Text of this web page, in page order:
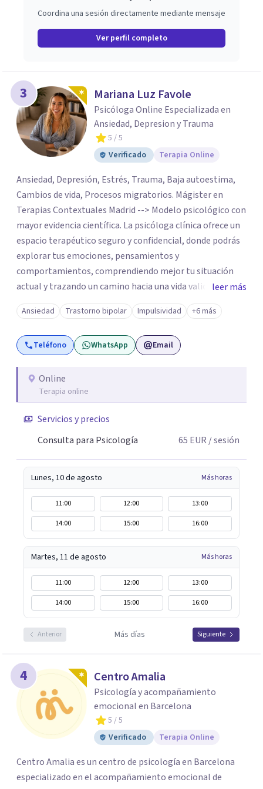
Coordina una sesión directamente mediante mensaje
Ver perfil completo
3 Mariana Luz Favole
Psicóloga Online Especializada en
Ansiedad, Depresion y Trauma
5 / 5
Verificado
Terapia Online
Ansiedad, Depresión, Estrés, Trauma, Baja autoestima,
Cambios de vida, Procesos migratorios. Mágister en
Terapias Contextuales Madrid --> Modelo psicológico con
mayor evidencia científica. La psicóloga clínica ofrece un
espacio terapéutico seguro y confidencial, donde podrás
explorar tus emociones, pensamientos y
comportamientos, comprendiendo mejor tu situación
actual y trazando un camino hacia una vida valiosa para ti.
No se trata de esperar a que desaparezca el sufrimiento
para empezar a vivir, sino de aprender a construir una vida
valiosa incluso cuando el malestar aparece.
leer más
Ansiedad Trastorno bipolar Impulsividad +6 más
Teléfono WhatsApp Email
Online
Terapia online
Servicios y precios
Consulta para Psicología
65 EUR / sesión
Lunes, 10 de agosto Más horas
11:00 12:00
13:00
14:00
15:00 16:00
Martes, 11 de agosto Más horas
11:00 12:00
13:00
14:00
15:00 16:00
Anterior Más días Siguiente
4 Centro Amalia
Psicología y acompañamiento
emocional en Barcelona
5 / 5
Verificado
Terapia Online
Centro Amalia es un centro de psicología en Barcelona
especializado en el acompañamiento emocional de